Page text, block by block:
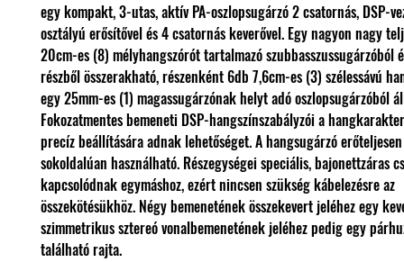
egy kompakt, 3-utas, aktív PA-oszlopsugárzó 2 csatornás, DSP-
osztályú erősítővel és 4 csatornás keverővel. Egy nagyon nagy
20cm-es (8) mélyhangszórót tartalmazó szubbasszussugárzóból
részből összerakható, részenként 6db 7,6cm-es (3) szélessávú
egy 25mm-es (1) magassugárzónak helyt adó oszlopsugárzóból
Fokozatmentes bemeneti DSP-hangszínszabályzói a
precíz beállítására adnak lehetőséget. A hangsugárzó erőteljesen
sokoldalúan használható. Részegységei speciális, bajonettzáras
kapcsolódnak egymáshoz, ezért nincsen szükség kábelezésre az
összekötésükhöz. Négy bemenetének összekevert jeléhez egy
szimmetrikus sztereó vonalbemenetének jeléhez pedig egy
található rajta.